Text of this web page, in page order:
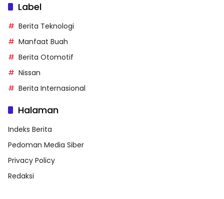
Label
Berita Teknologi
Manfaat Buah
Berita Otomotif
Nissan
Berita Internasional
Halaman
Indeks Berita
Pedoman Media Siber
Privacy Policy
Redaksi